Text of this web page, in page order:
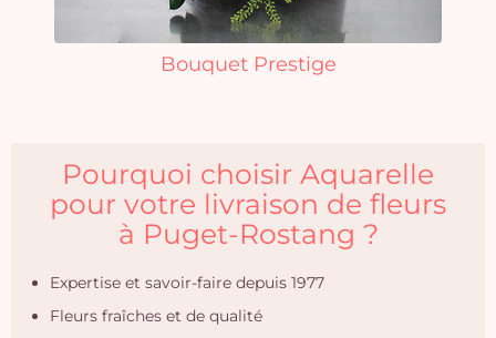
Bouquet Prestige
Pourquoi choisir Aquarelle
pour votre livraison de fleurs
à Puget-Rostang ?
Expertise et savoir-faire depuis 1977
Fleurs fraîches et de qualité